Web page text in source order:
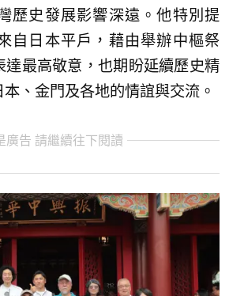
歷史發展影響深遠。他特別提
自日本平戶，藉由舉辦中樞祭
達最高敬意，也期盼延續歷史精
、金門及各地的情誼與交流。
廣告 請繼續往下閱讀